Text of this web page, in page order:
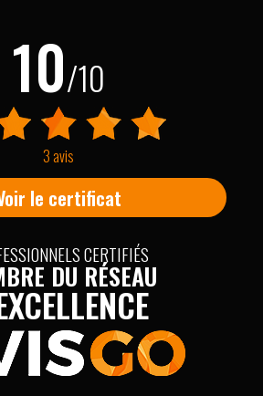
10/10
3 avis
le certificat
CERTIFIÉS
DU RÉSEAU